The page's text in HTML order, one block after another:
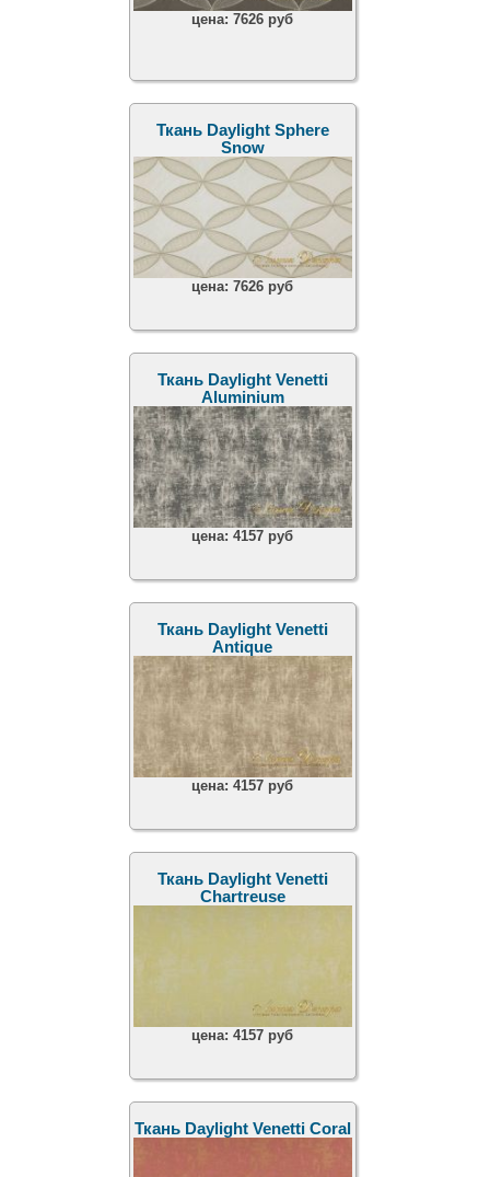
цена:7626 руб
Ткань Daylight Sphere
Snow
цена:7626 руб
Ткань Daylight Venetti
Aluminium
цена:4157 руб
Ткань Daylight Venetti
Antique
цена:4157 руб
Ткань Daylight Venetti
Chartreuse
цена:4157 руб
Ткань Daylight Venetti Coral